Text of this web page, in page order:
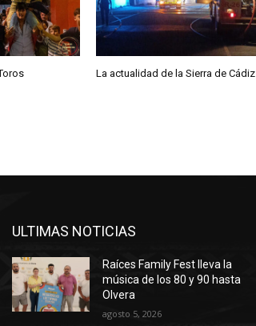
a
r
r
a
o
p
La actualidad de la Sierra de Cádiz
ULTIMAS NOTICIAS
Raíces Family Fest lleva la
música de los 80 y 90 hasta
Olvera
agosto 5, 2026